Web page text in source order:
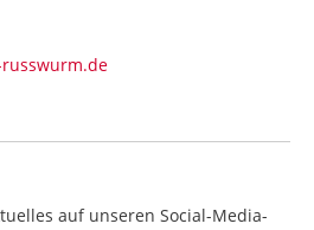
russwurm.de
auf unseren Social-Media-